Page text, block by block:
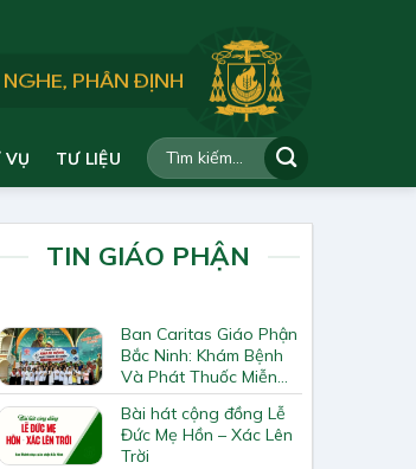
VỤ TƯ LIỆU
TIN GIÁO PHẬN
Ban Caritas Giáo Phận
Bắc Ninh: Khám Bệnh
Và Phát Thuốc Miễn
Phí Tại Giáo Xứ Đồng
Chương
Bài hát cộng đồng Lễ
Đức Mẹ Hồn – Xác Lên
Trời